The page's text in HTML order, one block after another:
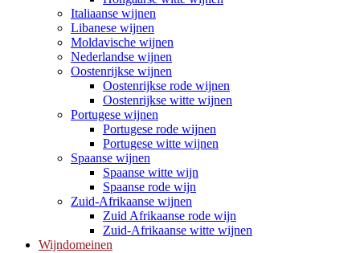
Italiaanse wijnen
Libanese wijnen
Moldavische wijnen
Nederlandse wijnen
Oostenrijkse wijnen
Oostenrijkse rode wijnen
Oostenrijkse witte wijnen
Portugese wijnen
Portugese rode wijnen
Portugese witte wijnen
Spaanse wijnen
Spaanse witte wijn
Spaanse rode wijn
Zuid-Afrikaanse wijnen
Zuid Afrikaanse rode wijn
Zuid-Afrikaanse witte wijnen
Wijndomeinen